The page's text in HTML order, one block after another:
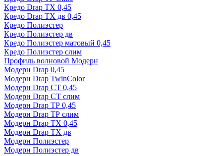
Кредо Drap ТХ 0,45
Кредо Drap ТХ дв 0,45
Кредо Полиэстер
Кредо Полиэстер дв
Кредо Полиэстер матовый 0,45
Кредо Полиэстер слим
Профиль волновой Модерн
Модерн Drap 0,45
Модерн Drap TwinColor
Модерн Drap СТ 0,45
Модерн Drap СТ слим
Модерн Drap ТР 0,45
Модерн Drap ТР слим
Модерн Drap ТХ 0,45
Модерн Drap ТХ дв
Модерн Полиэстер
Модерн Полиэстер дв